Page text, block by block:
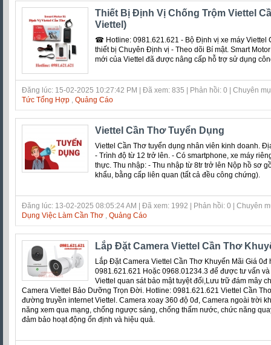
Thiết Bị Định Vị Chống Trộm Viettel
Viettel)
☎ Hotline: 0981.621.621 - Bộ Định vị xe máy Viettel
thiết bị Chuyên Định vị - Theo dõi Bí mật. Smart
mới của Viettel đã được nâng cấp hỗ trợ sử dụng
Đăng lúc: 15-02-2025 10:27:42 PM | Đã xem: 835 | Phản hồi: 0 | Chuyên
Tức Tổng Hợp , Quảng Cáo
Viettel Cần Thơ Tuyển Dụng
Viettel Cần Thơ tuyển dụng nhân viên kinh doanh.
- Trình độ từ 12 trở lên. - Có smartphone, xe máy
thực. Thu nhập: - Thu nhập từ 8tr trở lên Nộp hồ sơ
khẩu, bằng cấp liên quan (tất cả đều công chứng).
Đăng lúc: 13-02-2025 08:05:24 AM | Đã xem: 1992 | Phản hồi: 0 | Chuyên
Dụng Việc Làm Cần Thơ , Quảng Cáo
Lắp Đặt Camera Viettel Cần Thơ
Lắp Đặt Camera Viettel Cần Thơ Khuyến Mãi Giá 0đ
0981.621.621 Hoặc 0968.01234.3 để được tư vấn
Viettel quan sát bảo mật tuyệt đối,Lưu trữ đám mây
Camera Viettel Bảo Dưỡng Trọn Đời. Hotline: 0981.621.621 Viettel Cần
đường truyền internet Viettel. Camera xoay 360 độ 0đ, Camera ngoài trời
năng xem qua mạng, chống ngược sáng, chống thấm nước, chức năng
đảm bảo hoạt động ổn định và hiệu quả.